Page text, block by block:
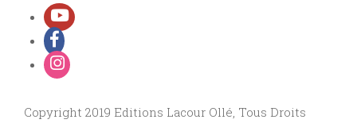
Copyright 2019 Editions Lacour Ollé, Tous Droits